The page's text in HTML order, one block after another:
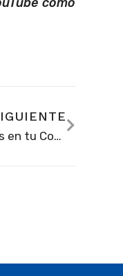
El nuevo año inicia con Matrículas en tu Comuna, la oportunidad para quienes aún necesitan un cupo escolar en Soacha